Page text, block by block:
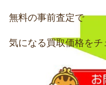
無料の事前査定で
気になる買取価格をチ